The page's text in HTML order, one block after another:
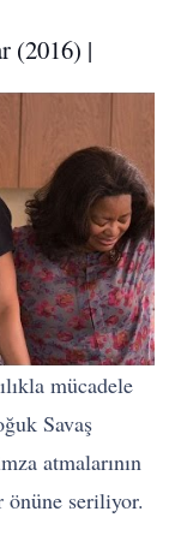
(2016) |
mücadele
Savaş
atmalarının
önüne seriliyor.